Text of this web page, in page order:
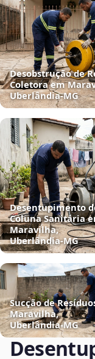
Desobstrução de
Coletora em
Uberlândia‑MG
Desentupimento
Coluna Sanitária
Maravilha,
Uberlândia‑MG
Sucção de
Maravilha,
Uberlândia‑MG